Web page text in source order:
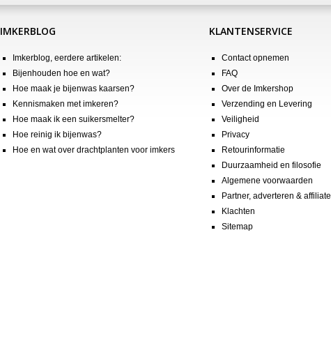
IMKERBLOG
Imkerblog, eerdere artikelen:
Bijenhouden hoe en wat?
Hoe maak je bijenwas kaarsen?
Kennismaken met imkeren?
Hoe maak ik een suikersmelter?
Hoe reinig ik bijenwas?
Hoe en wat over drachtplanten voor imkers
KLANTENSERVICE
Contact opnemen
FAQ
Over de Imkershop
Verzending en Levering
Veiligheid
Privacy
Retourinformatie
Duurzaamheid en filosofie
Algemene voorwaarden
Partner, adverteren & affiliate
Klachten
Sitemap